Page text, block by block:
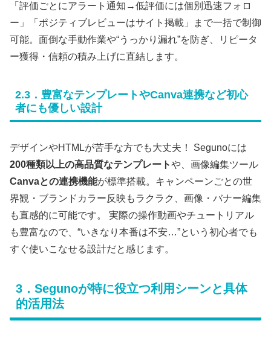
「評価ごとにアラート通知→低評価には個別迅速フォロ
ー」「ポジティブレビューはサイト掲載」まで一括で制御
可能。面倒な手動作業や“うっかり漏れ”を防ぎ、リピータ
ー獲得・信頼の積み上げに直結します。
2.3．豊富なテンプレートやCanva連携など初心
者にも優しい設計
デザインやHTMLが苦手な方でも大丈夫！ Segunoには
200種類以上の高品質なテンプレートや、画像編集ツール
Canvaとの連携機能が標準搭載。キャンペーンごとの世
界観・ブランドカラー反映もラクラク、画像・バナー編集
も直感的に可能です。 実際の操作動画やチュートリアル
も豊富なので、“いきなり本番は不安…”という初心者でも
すぐ使いこなせる設計だと感じます。
3．Segunoが特に役立つ利用シーンと具体
的活用法